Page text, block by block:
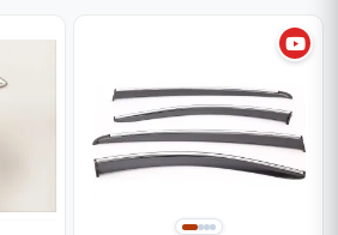
ve uzun ömürlü malzeme.